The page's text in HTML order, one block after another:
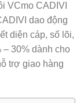
VCmo CADIVI
dao động
diện cáp, số lõi,
– 30% dành cho
trợ giao hàng